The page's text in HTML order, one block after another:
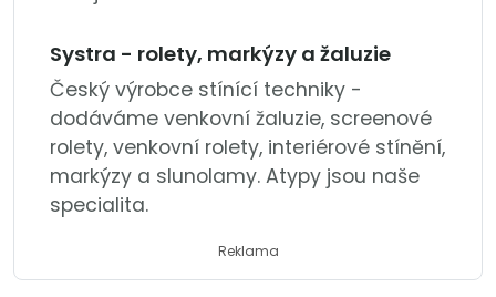
Systra - rolety, markýzy a žaluzie
Český výrobce stínící techniky -
dodáváme venkovní žaluzie, screenové
rolety, venkovní rolety, interiérové stínění,
markýzy a slunolamy. Atypy jsou naše
specialita.
Reklama